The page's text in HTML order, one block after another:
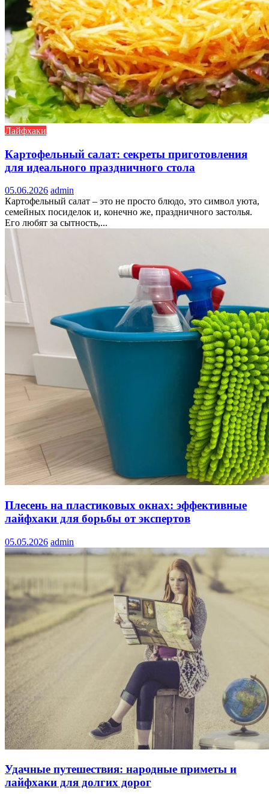
Лайфхаки
Картофельный салат: секреты приготовления
для идеального праздничного стола
05.06.2026 admin
Картофельный салат – это не просто блюдо, это символ уюта,
семейных посиделок и, конечно же, праздничного застолья.
Его любят за сытность,...
Плесень на пластиковых окнах: эффективные
лайфхаки для борьбы от экспертов
05.05.2026 admin
Удачные путешествия: народные приметы и
лайфхаки для долгих дорог